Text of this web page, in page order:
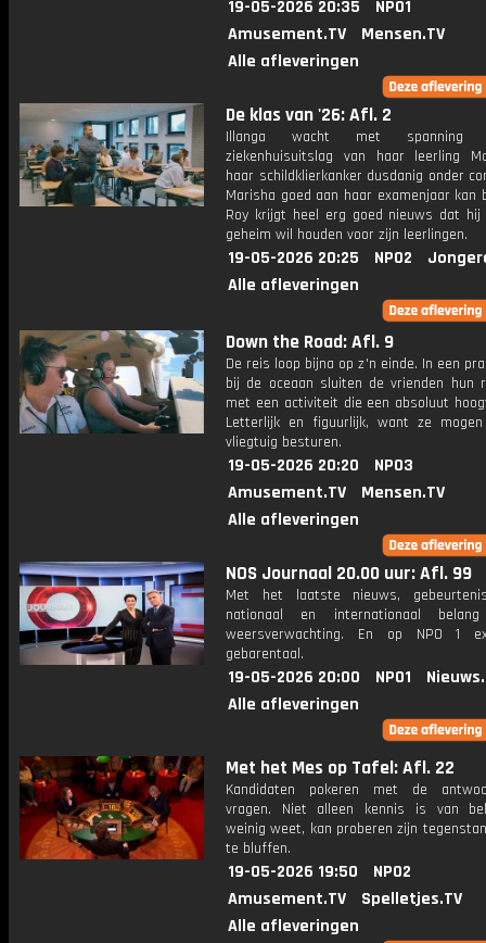
19-05-2026 20:35
NPO1
Amusement.TV
Mensen.TV
Alle afleveringen
De klas van '26: Afl. 2
Illanga wacht met
ziekenhuisuitslag van haar leerling
haar schildklierkanker dusdanig onder
Marisha goed aan haar examenjaar kan
Roy krijgt heel erg goed nieuws dat hij
geheim wil houden voor zijn leerlingen.
19-05-2026 20:25 NPO2
Alle afleveringen
Down the Road: Afl. 9
De reis loop bijna op z'n einde. In een
bij de oceaan sluiten de vrienden hun
met een activiteit die een absoluut
Letterlijk en figuurlijk, want ze
vliegtuig besturen.
19-05-2026 20:20
NPO3
Amusement.TV
Mensen.TV
Alle afleveringen
NOS Journaal 20.00 uur: Afl. 99
Met het laatste nieuws,
nationaal en internationaal
weersverwachting. En op NPO 1
gebarentaal.
19-05-2026 20:00 NPO1
Alle afleveringen
Met het Mes op Tafel: Afl. 22
Kandidaten pokeren met de
vragen. Niet alleen kennis is van
weinig weet, kan proberen zijn
te bluffen.
19-05-2026 19:50
NPO2
Amusement.TV
Spelletjes.TV
Alle afleveringen